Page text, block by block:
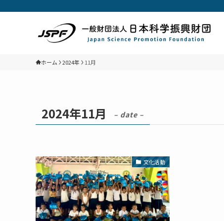
ホーム 2024年 11月
2024年11月 – date –
文化活動